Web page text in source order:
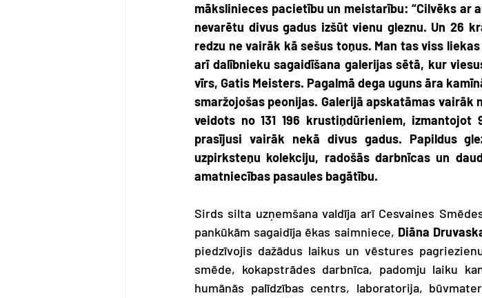
mākslinieces pacietību un meistarību: “Cilvēks ar
nevarētu divus gadus izšūt vienu gleznu. Un 26
redzu ne vairāk kā sešus toņus. Man tas viss
arī dalībnieku sagaidīšana galerijas sētā, kur
vīrs, Gatis Meisters. Pagalmā dega uguns āra
smaržojošas peonijas. Galerijā apskatāmas vairāk
veidots no 131 196 krustiņdūrieniem,
prasījusi vairāk nekā divus gadus. Papildus
uzpirksteņu kolekciju, radošās darbnīcas un
amatniecības pasaules bagātību.
Sirds silta uzņemšana valdīja arī Cesvaines
pankūkām sagaidīja ēkas saimniece, Diāna
piedzīvojis dažādus laikus un vēstures
smēde, kokapstrādes darbnīca, padomju laiku
humānās palīdzības centrs, laboratorija,